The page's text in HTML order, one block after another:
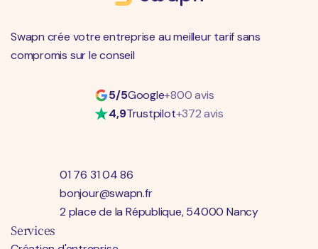
Swapn crée votre entreprise au meilleur tarif sans
compromis sur le conseil
5/5Google+800 avis
4,9Trustpilot+372 avis
01 76 31 04 86
bonjour@swapn.fr
2 place de la République, 54000 Nancy
Services